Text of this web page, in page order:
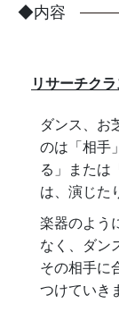
◆内容
リサーチクラ
ダンス、お
のは「相手
る」または
は、演じた
楽器のよう
なく、ダン
その相手に
つけていき